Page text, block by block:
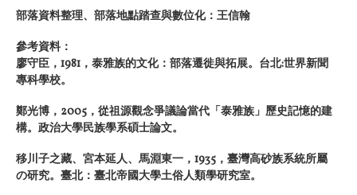
部落資料整理、部落地點踏查與數位化：王信翰
參考資料：
廖守臣，1981，泰雅族的文化：部落遷徙與拓展。台北:世界新聞
專科學校。
鄭光博，2005，從祖源觀念爭議論當代「泰雅族」歷史記憶的建
構。政治大學民族學系碩士論文。
移川子之藏、宮本延人、馬淵東一，1935，臺灣高砂族系統所屬
の研究。臺北：臺北帝國大學土俗人類學研究室。